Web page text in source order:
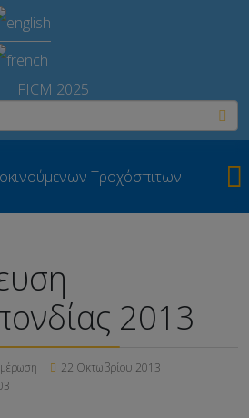
2013
22 Οκτωβρίου 2013